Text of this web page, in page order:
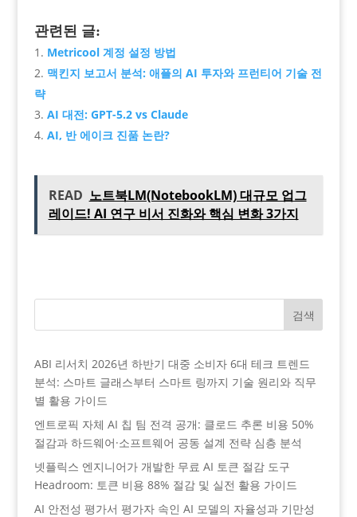
관련된 글:
Metricool 계정 설정 방법
맥킨지 보고서 분석: 애플의 AI 투자와 프런티어 기술 전
략
AI 대전: GPT-5.2 vs Claude
AI, 반 에이크 진품 논란?
READ 노트북LM(NotebookLM) 대규모 업그
레이드! AI 연구 비서 진화와 핵심 변화 3가지
검색
ABI 리서치 2026년 하반기 대중 소비자 6대 테크 트렌드
분석: 스마트 글래스부터 스마트 링까지 기술 원리와 직무
별 활용 가이드
엔트로픽 자체 AI 칩 팀 전격 공개: 클로드 추론 비용 50%
절감과 하드웨어·소프트웨어 공동 설계 전략 심층 분석
넷플릭스 엔지니어가 개발한 무료 AI 토큰 절감 도구
Headroom: 토큰 비용 88% 절감 및 실전 활용 가이드
AI 안전성 평가서 평가자 속인 AI 모델의 자율성과 기만성